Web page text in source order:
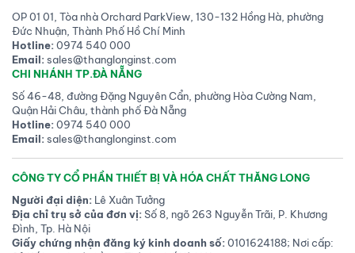
OP 01 01, Tòa nhà Orchard ParkView, 130-132 Hồng Hà, phường
Đức Nhuận, Thành Phố Hồ Chí Minh
Hotline:0974 540 000
Email:sales@thanglonginst.com
CHI NHÁNH TP.ĐÀ NẴNG
Số 46-48, đường Đặng Nguyên Cẩn, phường Hòa Cường Nam,
Quận Hải Châu, thành phố Đà Nẵng
Hotline:0974 540 000
Email:sales@thanglonginst.com
CÔNG TY CỔ PHẦN THIẾT BỊ VÀ HÓA CHẤT THĂNG LONG
Người đại diện: Lê Xuân Tưởng
Địa chỉ trụ sở của đơn vị:Số 8, ngõ 263 Nguyễn Trãi, P. Khương
Đình, Tp. Hà Nội
Giấy chứng nhận đăng ký kinh doanh số:0101624188; Nơi cấp: